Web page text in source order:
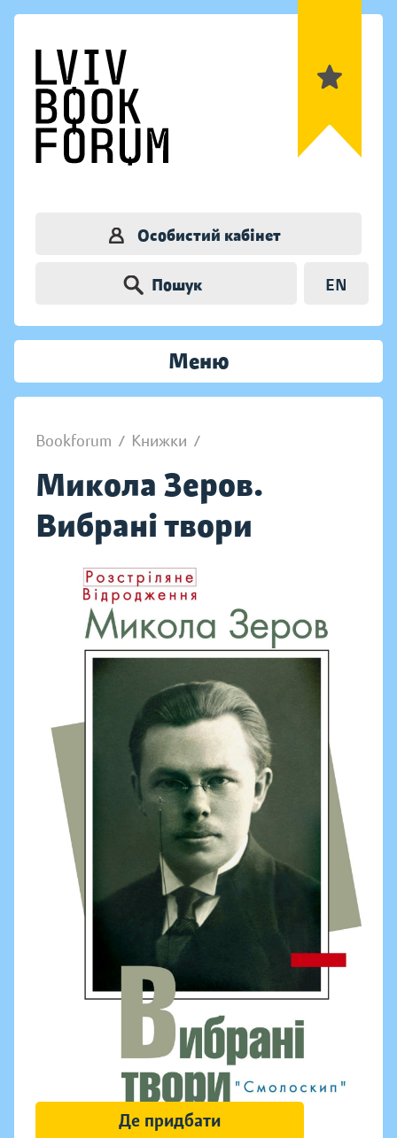
Особистий кабінет
Пошук EN
Меню
Bookforum / Книжки /
Микола Зеров.
Вибрані твори
Де придбати